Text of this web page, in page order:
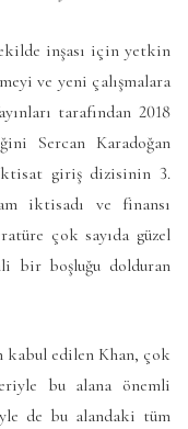
inşası için yetkin
ve yeni çalışmalara
tarafından 2018
Sercan Karadoğan
giriş dizisinin 3.
iktisadı ve finansı
çok sayıda güzel
bir boşluğu dolduran
kabul edilen Khan, çok
bu alana önemli
de bu alandaki tüm